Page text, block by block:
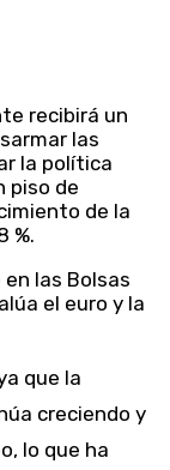
recibirá un
las
la política
piso de
de la
%.
las Bolsas
el euro y la
que la
creciendo y
lo que ha